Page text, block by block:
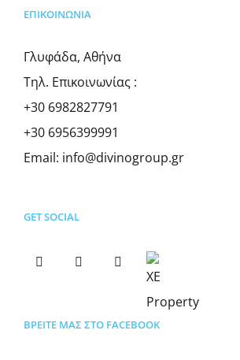
ΕΠΙΚΟΙΝΩΝΊΑ
Γλυφάδα, Αθήνα
Τηλ. Επικοινωνίας :
+30 6982827791
+30 6956399991
Email: info@divinogroup.gr
GET SOCIAL
ΒΡΕΊΤΕ ΜΑΣ ΣΤΟ FACEBOOK